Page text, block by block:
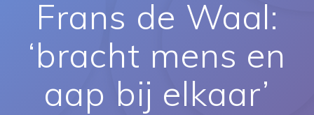
Frans de Waal:
‘bracht mens en
aap bij elkaar’